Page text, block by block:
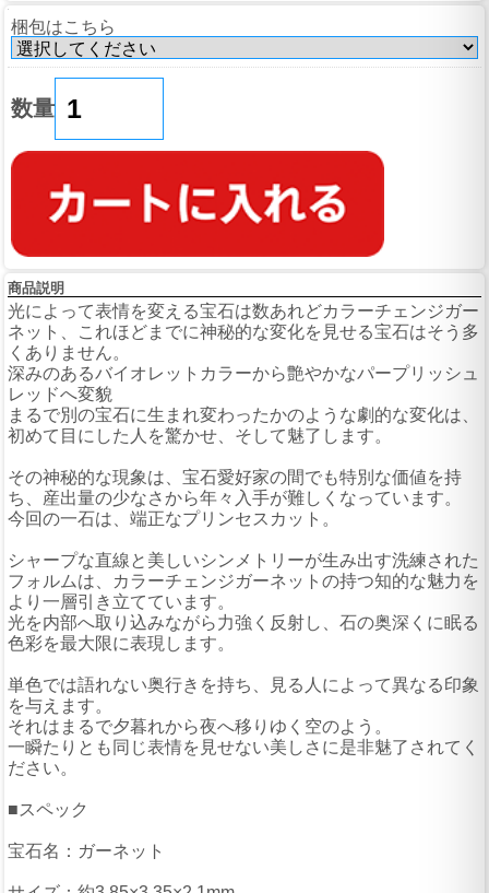
梱包はこちら
数量
商品説明
光によって表情を変える宝石は数あれどカラーチェンジガー
ネット、これほどまでに神秘的な変化を見せる宝石はそう多
くありません。
深みのあるバイオレットカラーから艶やかなパープリッシュ
レッドへ変貌
まるで別の宝石に生まれ変わったかのような劇的な変化は、
初めて目にした人を驚かせ、そして魅了します。
その神秘的な現象は、宝石愛好家の間でも特別な価値を持
ち、産出量の少なさから年々入手が難しくなっています。
今回の一石は、端正なプリンセスカット。
シャープな直線と美しいシンメトリーが生み出す洗練された
フォルムは、カラーチェンジガーネットの持つ知的な魅力を
より一層引き立てています。
光を内部へ取り込みながら力強く反射し、石の奥深くに眠る
色彩を最大限に表現します。
単色では語れない奥行きを持ち、見る人によって異なる印象
を与えます。
それはまるで夕暮れから夜へ移りゆく空のよう。
一瞬たりとも同じ表情を見せない美しさに是非魅了されてく
ださい。
■スペック
宝石名：ガーネット